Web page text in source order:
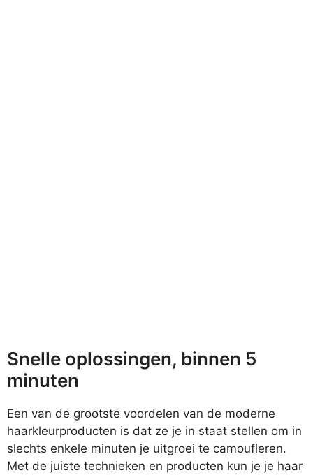
Snelle oplossingen, binnen 5
minuten
Een van de grootste voordelen van de moderne
haarkleurproducten is dat ze je in staat stellen om in
slechts enkele minuten je uitgroei te camoufleren.
Met de juiste technieken en producten kun je je haar